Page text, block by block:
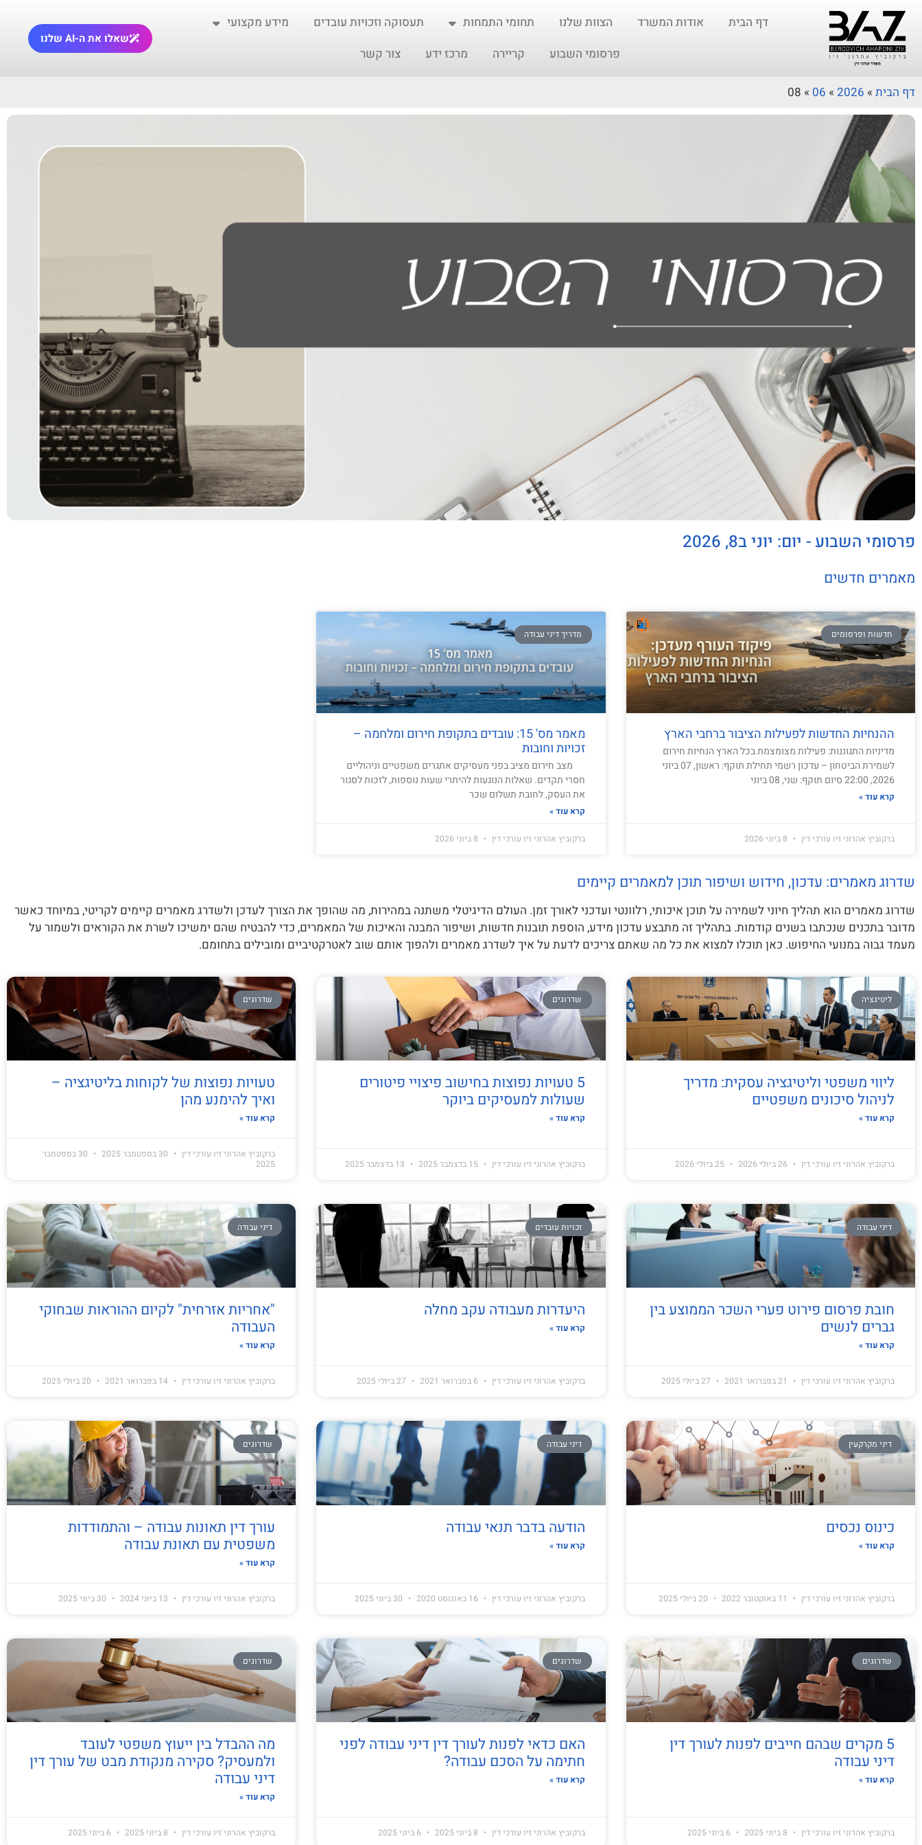
דף הבית אודות המשרד הצוות שלנו תחומי התמחות תעסוקה וזכויות עובדים
מידע מקצועי
פרסומי השבוע
קריירה מרכז ידע צור קשר
שאלו את ה-AI שלנו
דף הבית »
2026
»
06
»
פרסומי השבוע - יום: יוני ב8, 2026
מאמרים חדשים
חדשות ופרסומים
ההנחיות החדשות לפעילות הציבור ברחבי הארץ
מדיניות התגוננות: פעילות מצומצמת בכל הארץ הנחיות חירום
לשמירת הביטחון – עדכון רשמי תחילת תוקף: ראשון, 07 ביוני
2026, 22:00 סיום תוקף: שני, 08 ביוני
קרא עוד »
ברקוביץ אהרוני זיו עורכי דין
מדריך דיני עבודה
מאמר מס' 15: עובדים בתקופת חירום ומלחמה –
זכויות וחובות
מצב חירום מציב בפני מעסיקים אתגרים משפטיים וניהוליים
חסרי תקדים. שאלות הנוגעות להיתרי שעות נוספות, לזכות לסגור
את העסק, לחובת תשלום שכר
קרא עוד »
ברקוביץ אהרוני זיו עורכי דין
שדרוג מאמרים: עדכון, חידוש ושיפור תוכן למאמרים קיימים
שדרוג מאמרים הוא תהליך חיוני לשמירה על תוכן איכותי, רלוונטי ועדכני לאורך זמן. העולם הדיגיטלי משתנה במהירות, מה שהופך את הצורך לעדכן ולשדרג מאמרים קיימים לקריטי, במיוחד כאשר
מדובר בתכנים שנכתבו בשנים קודמות. בתהליך זה מתבצע עדכון מידע, הוספת תובנות חדשות, ושיפור המבנה והאיכות של המאמרים, כדי להבטיח שהם ימשיכו לשרת את הקוראים ולשמור על
מעמד גבוה במנועי החיפוש. כאן תוכלו למצוא את כל מה שאתם צריכים לדעת על איך לשדרג מאמרים ולהפוך אותם שוב לאטרקטיביים ומובילים בתחומם.
ליטיגציה
ליווי משפטי וליטיגציה עסקית: מדריך
לניהול סיכונים משפטיים
קרא עוד »
ברקוביץ אהרוני זיו עורכי דין
שדרוגים
5 טעויות נפוצות בחישוב פיצויי פיטורים
שעולות למעסיקים ביוקר
קרא עוד »
ברקוביץ אהרוני זיו עורכי דין
שדרוגים
טעויות נפוצות של לקוחות בליטיגציה –
ואיך להימנע מהן
קרא עוד »
ברקוביץ אהרוני זיו עורכי דין
30 בספטמבר
2025
דיני עבודה
חובת פרסום פירוט פערי השכר הממוצע בין
גברים לנשים
קרא עוד »
ברקוביץ אהרוני זיו עורכי דין
זכויות עובדים
היעדרות מעבודה עקב מחלה
קרא עוד »
ברקוביץ אהרוני זיו עורכי דין
דיני עבודה
"אחריות אזרחית" לקיום ההוראות שבחוקי
העבודה
קרא עוד »
ברקוביץ אהרוני זיו עורכי דין
דיני מקרקעין
כינוס נכסים
קרא עוד »
ברקוביץ אהרוני זיו עורכי דין
דיני עבודה
הודעה בדבר תנאי עבודה
קרא עוד »
ברקוביץ אהרוני זיו עורכי דין
שדרוגים
עורך דין תאונות עבודה – והתמודדות
משפטית עם תאונת עבודה
קרא עוד »
ברקוביץ אהרוני זיו עורכי דין
שדרוגים
5 מקרים שבהם חייבים לפנות לעורך דין
דיני עבודה
קרא עוד »
ברקוביץ אהרוני זיו עורכי דין
שדרוגים
האם כדאי לפנות לעורך דין דיני עבודה לפני
חתימה על הסכם עבודה?
קרא עוד »
ברקוביץ אהרוני זיו עורכי דין
שדרוגים
מה ההבדל בין ייעוץ משפטי לעובד
ולמעסיק? סקירה מנקודת מבט של עורך דין
דיני עבודה
קרא עוד »
ברקוביץ אהרוני זיו עורכי דין